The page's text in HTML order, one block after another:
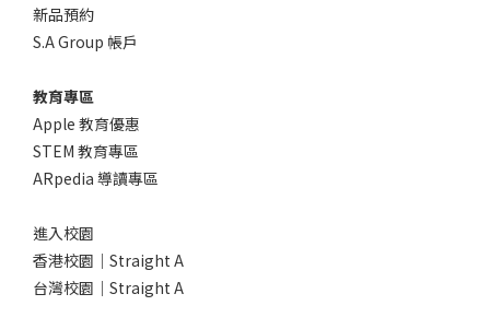
新品預約
S.A Group 帳戶
教育專區
Apple 教育優惠
STEM 教育專區
ARpedia 導讀專區
進入校園
香港校園｜Straight A
台灣校園｜Straight A